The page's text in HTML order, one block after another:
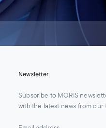
Newsletter
Subscribe to MORIS
with the latest news from our